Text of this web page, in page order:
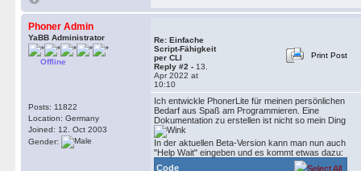
Phoner Admin
YaBB Administrator
Offline
Posts: 11822
Location: Germany
Joined: 12. Oct 2003
Gender:
Re: Einfache
Script-Fähigkeit
per CLI
Reply #2 - 13.
Apr 2022 at
10:10
Print Post
Ich entwickle PhonerLite für meinen persönlichen
Bedarf aus Spaß am Programmieren. Eine
Dokumentation zu erstellen ist nicht so mein Ding
In der aktuellen Beta-Version kann man nun auch
"Help Wait" eingeben und es kommt etwas dazu:
Code